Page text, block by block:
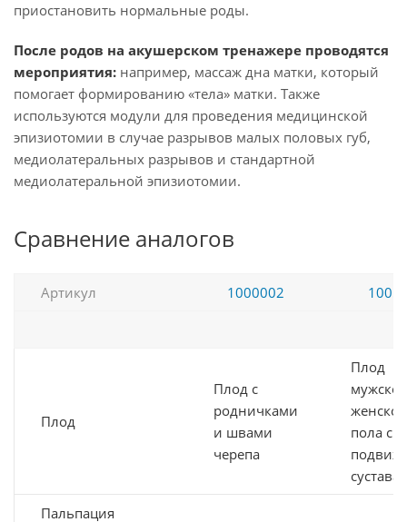
приостановить нормальные роды.
После родов на акушерском тренажере проводятся
мероприятия: например, массаж дна матки, который
помогает формированию «тела» матки. Также
используются модули для проведения медицинской
эпизиотомии в случае разрывов малых половых губ,
медиолатеральных разрывов и стандартной
медиолатеральной эпизиотомии.
Сравнение аналогов
Артикул 1000002
Плод
Плод с
родничками
и швами
черепа
Плод
пола с
Пальпация